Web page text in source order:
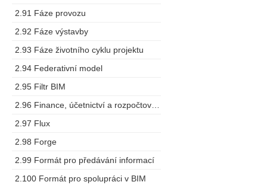
2.91 Fáze provozu
2.92 Fáze výstavby
2.93 Fáze životního cyklu projektu
2.94 Federativní model
2.95 Filtr BIM
2.97 Flux
2.98 Forge
2.99 Formát pro předávání informací
2.100 Formát pro spolupráci v BIM